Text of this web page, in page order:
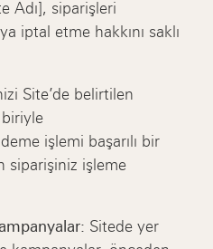
Adı], siparişleri
iptal etme hakkını saklı
Site’de belirtilen
işlemi başarılı bir
siparişiniz işleme
Sitede yer